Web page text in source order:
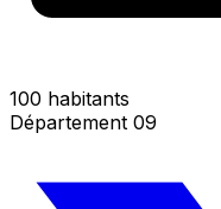
100 habitants
Département 09